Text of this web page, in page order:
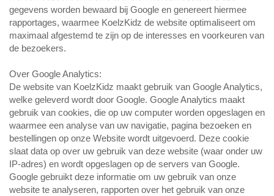
gegevens worden bewaard bij Google en genereert hiermee
rapportages, waarmee KoelzKidz de website optimaliseert om
maximaal afgestemd te zijn op de interesses en voorkeuren van
de bezoekers.
Over Google Analytics:
De website van KoelzKidz maakt gebruik van Google Analytics,
welke geleverd wordt door Google. Google Analytics maakt
gebruik van cookies, die op uw computer worden opgeslagen en
waarmee een analyse van uw navigatie, pagina bezoeken en
bestellingen op onze Website wordt uitgevoerd. Deze cookie
slaat data op over uw gebruik van deze website (waar onder uw
IP-adres) en wordt opgeslagen op de servers van Google.
Google gebruikt deze informatie om uw gebruik van onze
website te analyseren, rapporten over het gebruik van onze